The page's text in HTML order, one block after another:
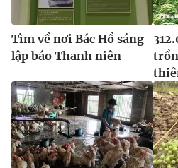
® Cấm sao chép dưới mọi hình
thuận bằng văn bản. Ghi rõ nguồn
thông tin từ website này.
Tìm về nơi Bác Hồ sáng
lập báo Thanh niên